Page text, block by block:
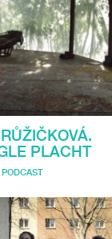
PLACHT
PODCAST